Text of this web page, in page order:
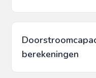
berekeningen